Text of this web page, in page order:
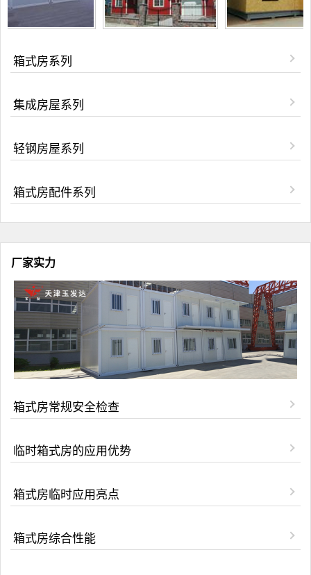
箱式房系列
集成房屋系列
轻钢房屋系列
箱式房配件系列
厂家实力
箱式房常规安全检查
临时箱式房的应用优势
箱式房临时应用亮点
箱式房综合性能